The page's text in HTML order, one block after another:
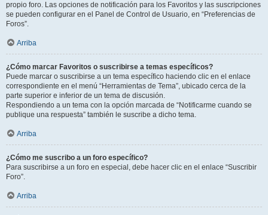
propio foro. Las opciones de notificación para los Favoritos y las suscripciones
se pueden configurar en el Panel de Control de Usuario, en “Preferencias de
Foros”.
Arriba
¿Cómo marcar Favoritos o suscribirse a temas específicos?
Puede marcar o suscribirse a un tema específico haciendo clic en el enlace
correspondiente en el menú “Herramientas de Tema”, ubicado cerca de la
parte superior e inferior de un tema de discusión.
Respondiendo a un tema con la opción marcada de “Notificarme cuando se
publique una respuesta” también le suscribe a dicho tema.
Arriba
¿Cómo me suscribo a un foro específico?
Para suscribirse a un foro en especial, debe hacer clic en el enlace “Suscribir
Foro”.
Arriba